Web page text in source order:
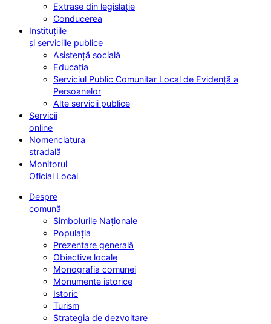
Extrase din legislație
Conducerea
Instituțiile
și serviciile publice
Asistență socială
Educația
Serviciul Public Comunitar Local de Evidență a
Persoanelor
Alte servicii publice
Servicii
online
Nomenclatura
stradală
Monitorul
Oficial Local
Despre
comună
Simbolurile Naționale
Populația
Prezentare generală
Obiective locale
Monografia comunei
Monumente istorice
Istoric
Turism
Strategia de dezvoltare